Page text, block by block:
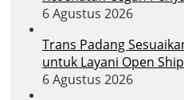
6 Agustus 2026
Trans Padang
untuk Layani Open
6 Agustus 2026